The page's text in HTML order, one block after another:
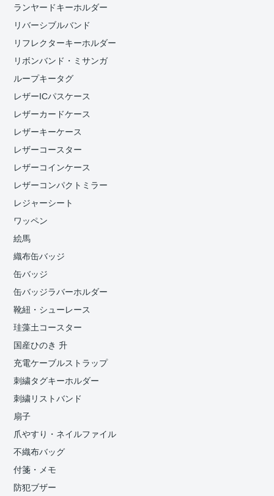
ランヤードキーホルダー
リバーシブルバンド
リフレクターキーホルダー
リボンバンド・ミサンガ
ループキータグ
レザーICパスケース
レザーカードケース
レザーキーケース
レザーコースター
レザーコインケース
レザーコンパクトミラー
レジャーシート
ワッペン
絵馬
織布缶バッジ
缶バッジ
缶バッジラバーホルダー
靴紐・シューレース
珪藻土コースター
国産ひのき 升
充電ケーブルストラップ
刺繍タグキーホルダー
刺繍リストバンド
扇子
爪やすり・ネイルファイル
不織布バッグ
付箋・メモ
防犯ブザー